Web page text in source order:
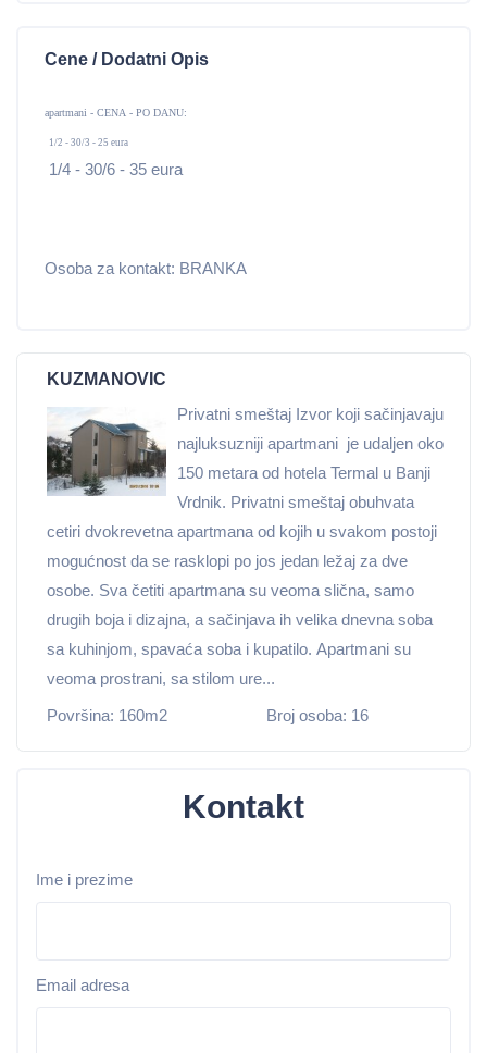
Cene / Dodatni Opis
apartmani - CENA - PO DANU:
1/2 - 30/3 - 25 eura
1/4 - 30/6 - 35 eura
Osoba za kontakt: BRANKA
KUZMANOVIC
Privatni smeštaj Izvor koji sačinjavaju
najluksuzniji apartmani je udaljen oko
150 metara od hotela Termal u Banji
Vrdnik. Privatni smeštaj obuhvata
cetiri dvokrevetna apartmana od kojih u svakom postoji
mogućnost da se rasklopi po jos jedan ležaj za dve
osobe. Sva četiti apartmana su veoma slična, samo
drugih boja i dizajna, a sačinjava ih velika dnevna soba
sa kuhinjom, spavaća soba i kupatilo. Apartmani su
veoma prostrani, sa stilom ure...
Površina: 160m2
Broj osoba: 16
Kontakt
Ime i prezime
Email adresa